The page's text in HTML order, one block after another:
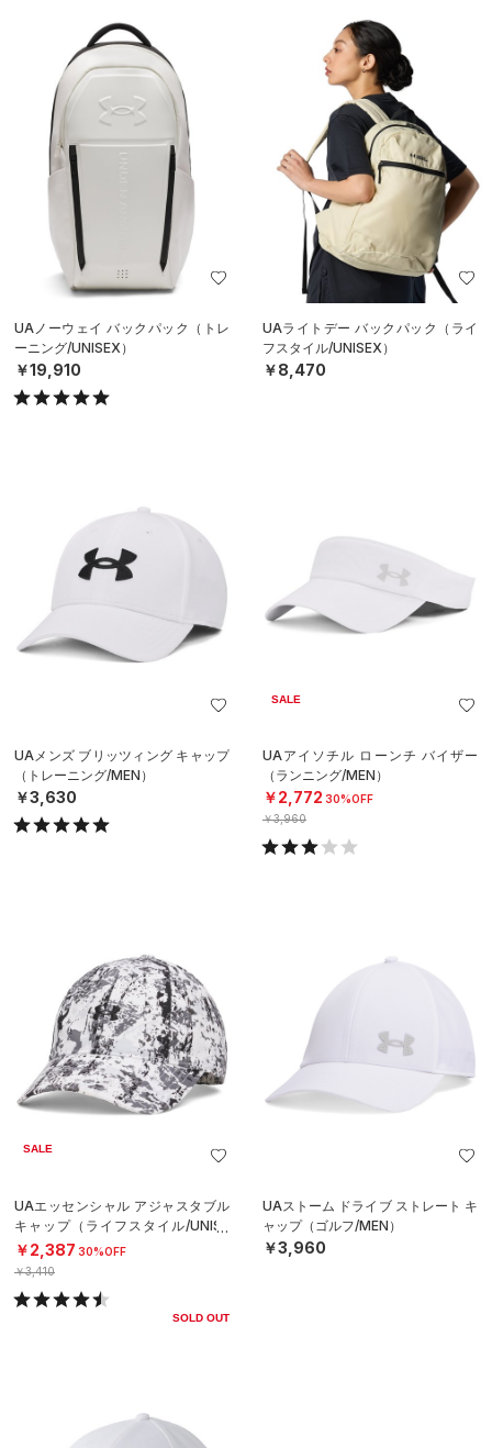
UAノーウェイ バックパック（トレ
ーニング/UNISEX）
￥19,910
UAライトデー バックパック（ライ
フスタイル/UNISEX）
￥8,470
UAメンズ ブリッツィング キャップ
（トレーニング/MEN）
￥3,630
SALE
UAアイソチル ローンチ バイザー
（ランニング/MEN）
￥2,772 30%OFF
￥3,960
SALE
UAエッセンシャル アジャスタブル
キャップ（ライフスタイル/UNISE
X）
￥2,387 30%OFF
￥3,410
SOLD OUT
UAストーム ドライブ ストレート キ
ャップ（ゴルフ/MEN）
￥3,960